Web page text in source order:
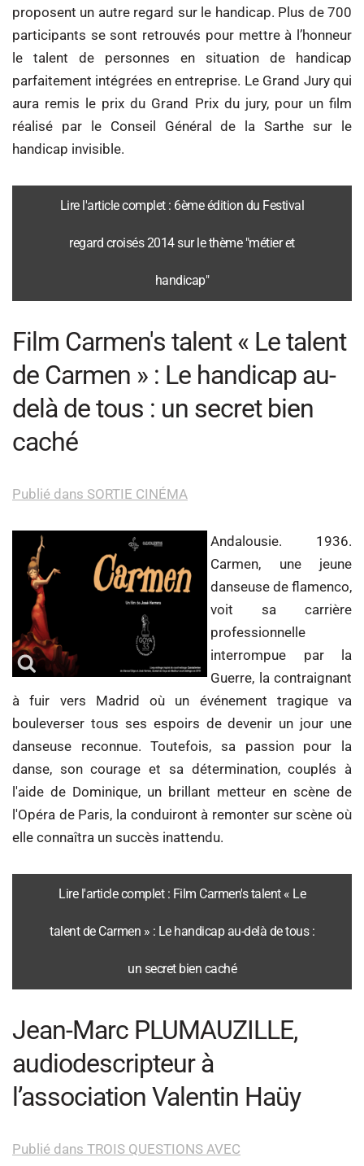
proposent un autre regard sur le handicap. Plus de 700
participants se sont retrouvés pour mettre à l’honneur
le talent de personnes en situation de handicap
parfaitement intégrées en entreprise. Le Grand Jury qui
aura remis le prix du Grand Prix du jury, pour un film
réalisé par le Conseil Général de la Sarthe sur le
handicap invisible.
Lire l'article complet : 6ème édition du Festival
regard croisés 2014 sur le thème "métier et
handicap"
Film Carmen's talent « Le talent
de Carmen » : Le handicap au-
delà de tous : un secret bien
caché
Publié dans SORTIE CINÉMA
Andalousie. 1936.
Carmen, une jeune
danseuse de flamenco,
voit sa carrière
professionnelle
interrompue par la
Guerre, la contraignant
à fuir vers Madrid où un événement tragique va
bouleverser tous ses espoirs de devenir un jour une
danseuse reconnue. Toutefois, sa passion pour la
danse, son courage et sa détermination, couplés à
l'aide de Dominique, un brillant metteur en scène de
l'Opéra de Paris, la conduiront à remonter sur scène où
elle connaîtra un succès inattendu.
Lire l'article complet : Film Carmen's talent « Le
talent de Carmen » : Le handicap au-delà de tous :
un secret bien caché
Jean-Marc PLUMAUZILLE,
audiodescripteur à
l’association Valentin Haüy
Publié dans TROIS QUESTIONS AVEC